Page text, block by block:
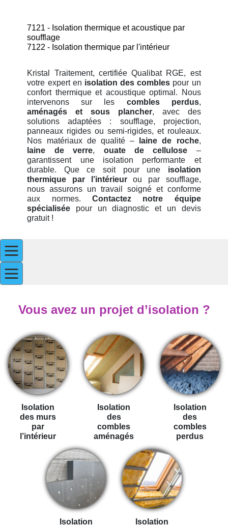
7121 - Isolation thermique et acoustique par
soufflage
7122 - Isolation thermique par l'intérieur
Kristal Traitement, certifiée Qualibat RGE, est
votre expert en isolation des combles pour un
confort thermique et acoustique optimal. Nous
intervenons sur les combles perdus,
aménagés et sous plancher, avec des
solutions adaptées : soufflage, projection,
panneaux rigides ou semi-rigides, et rouleaux.
Nos matériaux de qualité –
laine de roche,
laine de verre, ouate de cellulose –
garantissent une isolation performante et
durable. Que ce soit pour une isolation
thermique par l’intérieurou par soufflage,
nous assurons un travail soigné et conforme
aux normes. Contactez notre équipe
spécialisée pour un diagnostic et un devis
gratuit !
Vous avez un projet d’isolation ?
Isolation
des murs
par
l’intérieur
Isolation
des
combles
aménagés
Isolation
des
combles
perdus
Isolation
Isolation